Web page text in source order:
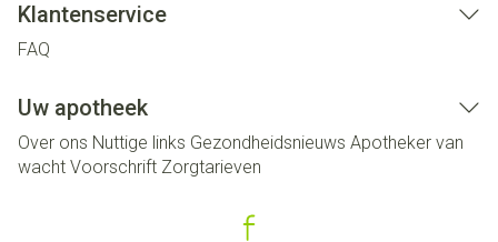
Klantenservice
FAQ
Uw apotheek
Over ons Nuttige links Gezondheidsnieuws Apotheker van
wacht Voorschrift Zorgtarieven